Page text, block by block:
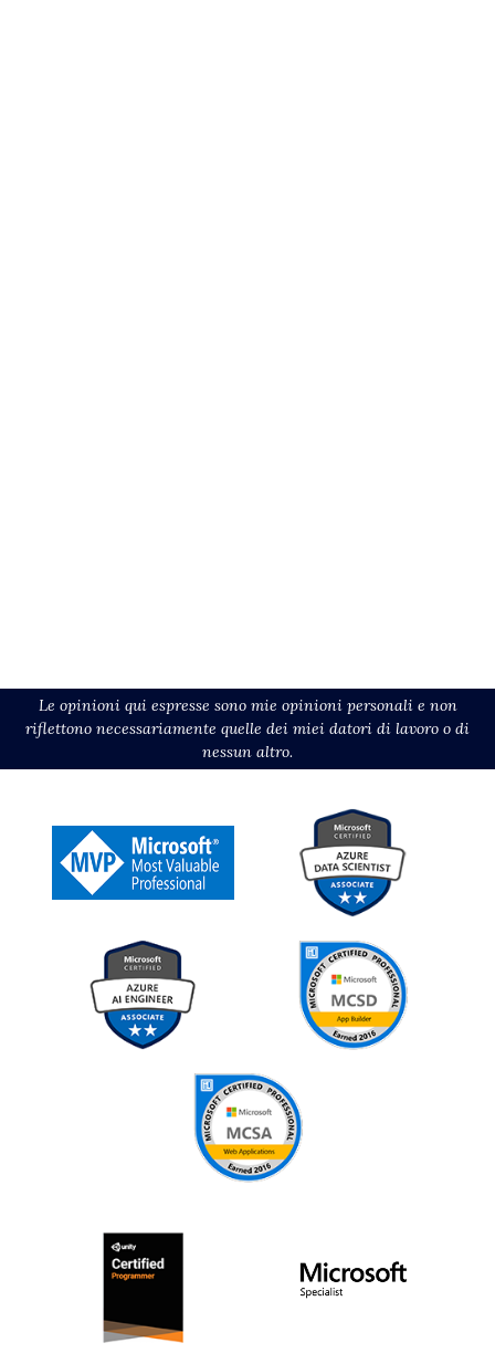
Le opinioni qui espresse sono mie opinioni personali e non
riflettono necessariamente quelle dei miei datori di lavoro o di
nessun altro.